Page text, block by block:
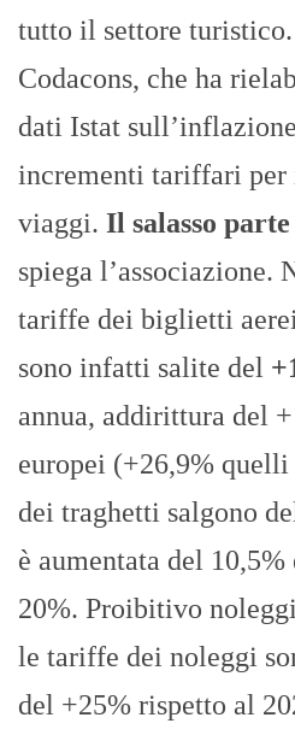
tutto il settore
Codacons, che ha
dati Istat
incrementi tariffari per
viaggi. Il salasso
spiega l’associazione.
tariffe dei biglietti
sono infatti salite del
annua, addirittura del
europei (+26,9%
dei traghetti salgono
è aumentata del
20%. Proibitivo
le tariffe dei noleggi
del +25% rispetto al